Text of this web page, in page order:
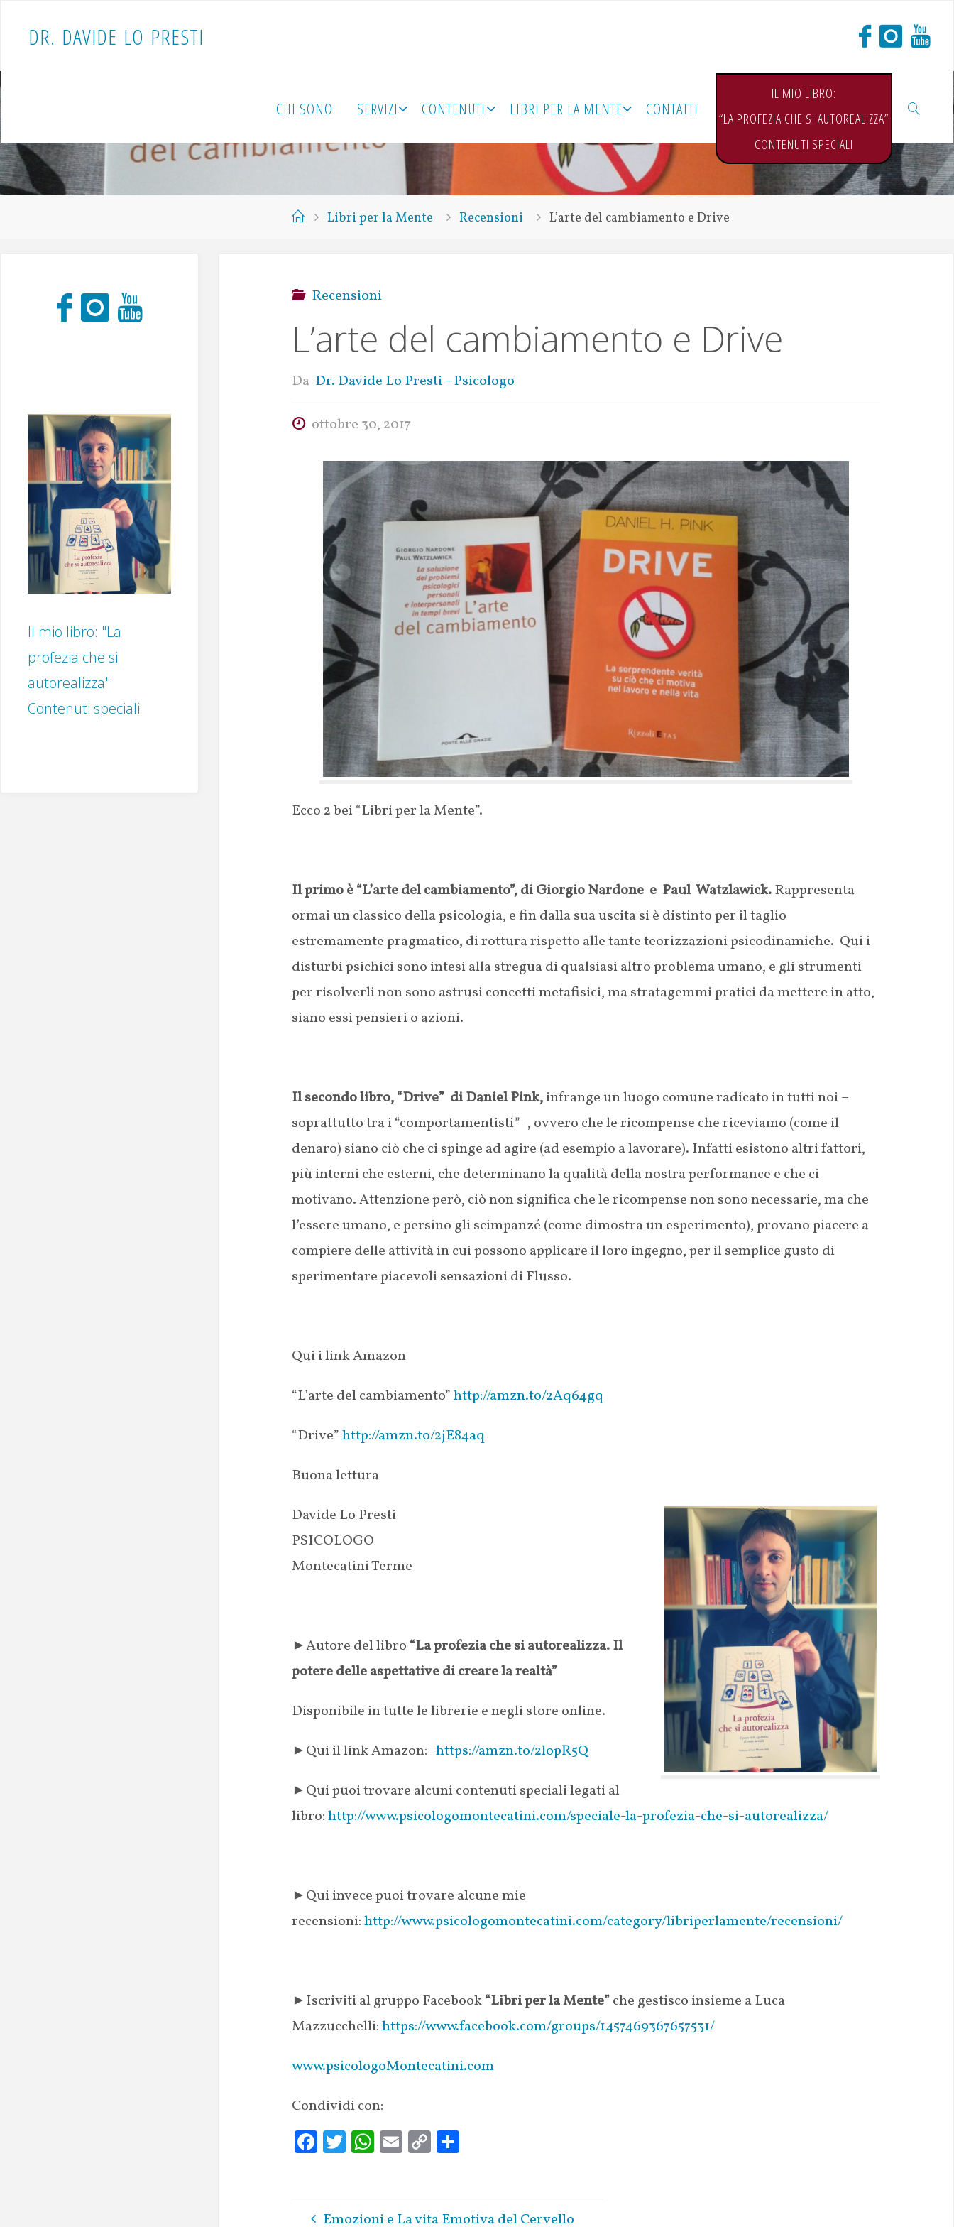
DR. DAVIDE LO PRESTI
CHI SONO SERVIZI CONTENUTI LIBRI PER LA MENTE CONTATTI
IL MIO LIBRO:
“LA PROFEZIA CHE SI AUTOREALIZZA”
CONTENUTI SPECIALI
Libri per la Mente Recensioni L’arte del cambiamento e Drive
Recensioni
L’arte del cambiamento e Drive
Da Dr. Davide Lo Presti - Psicologo
ottobre 30, 2017
Ecco 2 bei “Libri per la Mente”.
Il primo è “L’arte del cambiamento”, di Giorgio Nardone e Paul Watzlawick.Rappresenta
ormai un classico della psicologia, e fin dalla sua uscita si è distinto per il taglio
estremamente pragmatico, di rottura rispetto alle tante teorizzazioni psicodinamiche. Qui i
disturbi psichici sono intesi alla stregua di qualsiasi altro problema umano, e gli strumenti
per risolverli non sono astrusi concetti metafisici, ma stratagemmi pratici da mettere in atto,
siano essi pensieri o azioni.
Il secondo libro, “Drive” di Daniel Pink,infrange un luogo comune radicato in tutti noi –
soprattutto tra i “comportamentisti” -, ovvero che le ricompense che riceviamo (come il
denaro) siano ciò che ci spinge ad agire (ad esempio a lavorare). Infatti esistono altri fattori,
più interni che esterni, che determinano la qualità della nostra performance e che ci
motivano. Attenzione però, ciò non significa che le ricompense non sono necessarie, ma che
l’essere umano, e persino gli scimpanzé (come dimostra un esperimento), provano piacere a
compiere delle attività in cui possono applicare il loro ingegno, per il semplice gusto di
sperimentare piacevoli sensazioni di Flusso.
Qui i link Amazon
“L’arte del cambiamento”http://amzn.to/2Aq64gq
“Drive”http://amzn.to/2jE84aq
Buona lettura
Davide Lo Presti
PSICOLOGO
Montecatini Terme
►Autore del libro “La profezia che si autorealizza. Il
potere delle aspettative di creare la realtà”
Disponibile in tutte le librerie e negli store online.
►Qui il link Amazon:https://amzn.to/2lopR5Q
►Qui puoi trovare alcuni contenuti speciali legati al
libro:http://www.psicologomontecatini.com/speciale-la-profezia-che-si-autorealizza/
►Qui invece puoi trovare alcune mie
recensioni:http://www.psicologomontecatini.com/category/libriperlamente/recensioni/
►Iscriviti al gruppo Facebook“Libri per la Mente”che gestisco insieme a Luca
Mazzucchelli:https://www.facebook.com/groups/1457469367657531/
www.psicologoMontecatini.com
Condividi con:
Fa
oo
T
te
W
s
E
l
C
y e
Emozioni e La vita Emotiva del Cervello
Il mio libro: "La
profezia che si
autorealizza"
Contenuti speciali